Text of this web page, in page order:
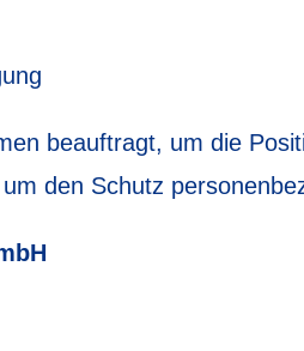
beauftragt, um die
den Schutz